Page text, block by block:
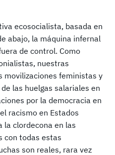
ecosocialista, basada en
abajo, la máquina infernal
de control. Como
nuestras
movilizaciones feministas y
las huelgas salariales en
por la democracia en
racismo en Estados
la clordecona en las
con todas estas
son reales, rara vez